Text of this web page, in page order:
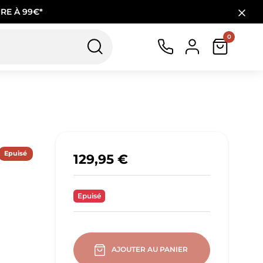
À 99€*
0
Epuisé 129,95 €
Epuisé
AJOUTER AU PANIER